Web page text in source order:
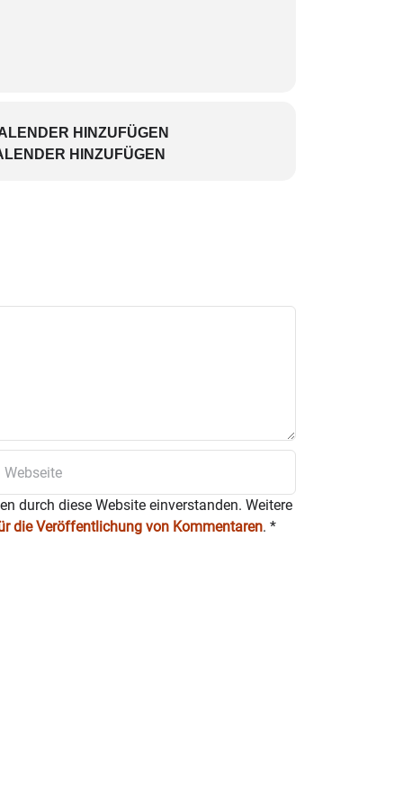
HINZUFÜGEN
HINZUFÜGEN
durch diese Website einverstanden. Weitere
die Veröffentlichung von Kommentaren. *